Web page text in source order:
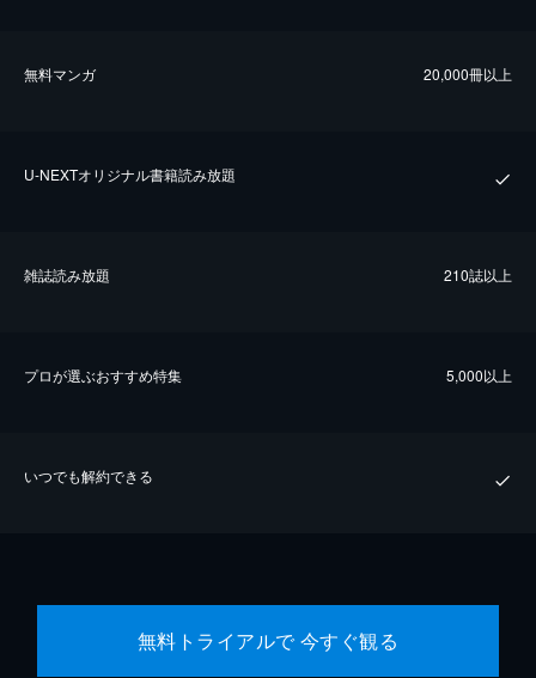
無料マンガ 20,000冊以上
U-NEXTオリジナル書籍読み放題
雑誌読み放題 210誌以上
プロが選ぶおすすめ特集 5,000以上
いつでも解約できる
無料トライアルで 今すぐ観る